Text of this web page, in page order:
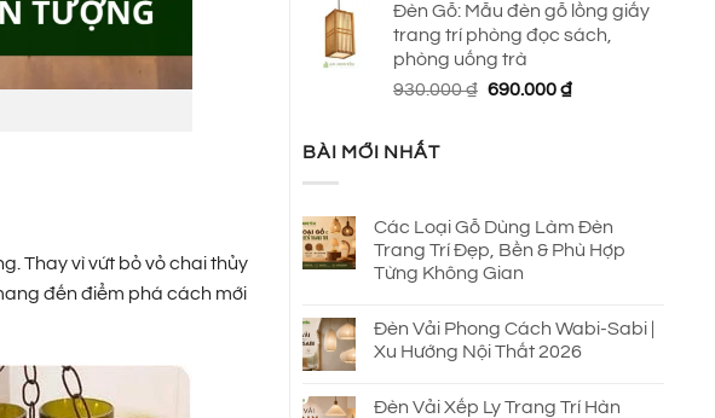
Thay vì vứt bỏ vỏ chai thủy
đến điểm phá cách mới
là:
920.000 ₫.
tại
là:
Đèn Gỗ: Mẫu đèn gỗ lồng giấy
trang trí phòng đọc sách,
phòng uống trà
930.000₫ Giá
690.000₫Giá
BÀI MỚI NHẤT
Các Loại Gỗ Dùng Làm Đèn
Trang Trí Đẹp, Bền & Phù Hợp
Từng Không Gian
Đèn Vải Phong Cách Wabi-Sabi |
Xu Hướng Nội Thất 2026
Đèn Vải Xếp Ly Trang Trí Hàn